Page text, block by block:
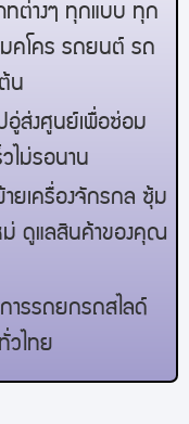
ทต่างๆ ทุกแบบ ทุก
คโคร รถยนต์ รถ
น
อู่ส่งศูนย์เพื่อซ่อม
ไม่รอนาน
ยเครื่องจักรกล ซุ้ม
ม่ ดูแลสินค้าของคุณ
ารรถยกรถสไลด์
วไทย